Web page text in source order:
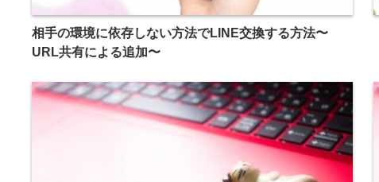
相手の環境に依存しない方法でLINE交換する方法〜
URL共有による追加〜